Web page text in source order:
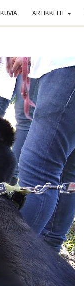
KUVIA ARTIKKELIT